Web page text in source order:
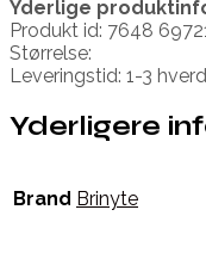
Yderlige
Produkt id: 7648
Størrelse:
Leveringstid: 1-3
Yderligere
Brand Brinyte